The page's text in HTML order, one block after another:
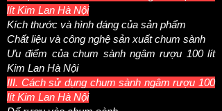
lít Kim Lan Hà Nội
Kích thước và hình dáng của sản phẩm
Chất liệu và công nghệ sản xuất chum sành
Ưu điểm của chum sành ngâm rượu 100 lít
Kim Lan Hà Nội
III. Cách sử dụng chum sành ngâm rượu 100
lít Kim Lan Hà Nội